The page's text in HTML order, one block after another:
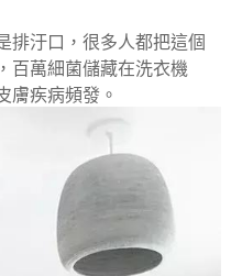
排汙口，很多人都把這個
百萬細菌儲藏在洗衣機
膚疾病頻發。